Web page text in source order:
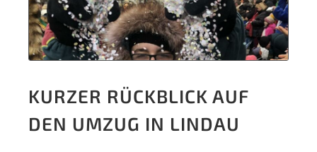
KURZER RÜCKBLICK AUF
DEN UMZUG IN LINDAU